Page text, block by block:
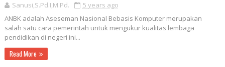
Sanusi,S.Pd.I,M.Pd.
5 years ago
ANBK adalah Aseseman Nasional Bebasis Komputer merupakan
salah satu cara pemerintah untuk mengukur kualitas lembaga
pendidikan di negeri ini...
Read More